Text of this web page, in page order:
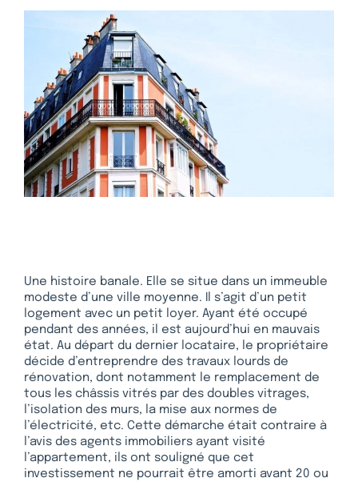
Une histoire banale. Elle se situe dans un immeuble
modeste d’une ville moyenne. Il s’agit d’un petit
logement avec un petit loyer. Ayant été occupé
pendant des années, il est aujourd’hui en mauvais
état. Au départ du dernier locataire, le propriétaire
décide d’entreprendre des travaux lourds de
rénovation, dont notamment le remplacement de
tous les châssis vitrés par des doubles vitrages,
l’isolation des murs, la mise aux normes de
l’électricité, etc. Cette démarche était contraire à
l’avis des agents immobiliers ayant visité
l’appartement, ils ont souligné que cet
investissement ne pourrait être amorti avant 20 ou